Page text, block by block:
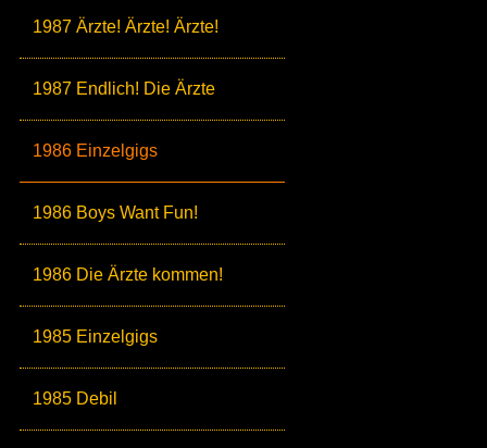
1987 Ärzte! Ärzte! Ärzte!
1987 Endlich! Die Ärzte
1986 Einzelgigs
1986 Boys Want Fun!
1986 Die Ärzte kommen!
1985 Einzelgigs
1985 Debil